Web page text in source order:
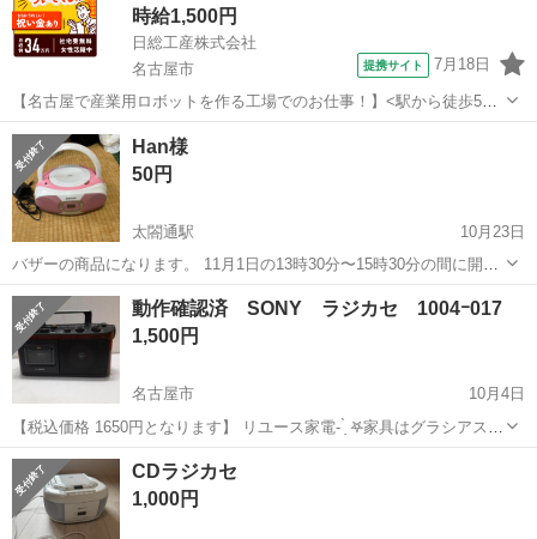
時給1,500円
日総工産株式会社
名古屋市
提携サイト 7月18日
【名古屋で産業用ロボットを作る工場でのお仕事！】<駅から徒歩5
分！> 有名電機メーカーで無理なくガッツリ稼げる♪ お仕事内容 名
古屋で産業用ロボットを作る工場でのお仕事！ 部品を決められた場所
へ取り付け作業や製品にキズや不...
愛知 名古屋市 その他
Han様
50円
太閤通駅
10月23日
バザーの商品になります。 11月1日の13時30分〜15時30分の間に開催
しているバザーに来てくださった方にお譲り致します。 事前予約承っ
ております。 どうぞ気軽にご連絡ください🙇🏻
愛知 名古屋市 太閤通駅
動作確認済 SONY ラジカセ 1004ｰ017
1,500円
名古屋市
10月4日
【税込価格 1650円となります】 リユース家電- ̗̀ 𖤐家具はグラシアスに
GO✰*。 動作確認ずみ 写真に写る物のみ。 傷汚れは中古品ですのでご
ざいますが個人的に見てそこまでの傷や汚れはございません。 詳しく
はお写真...
愛知 名古屋市
CDラジカセ
1,000円